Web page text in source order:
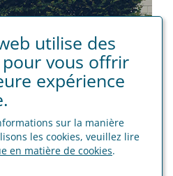
commercial?
utilise des
vous offrir
expérience
sur la manière
les cookies, veuillez lire
en matière de cookies.